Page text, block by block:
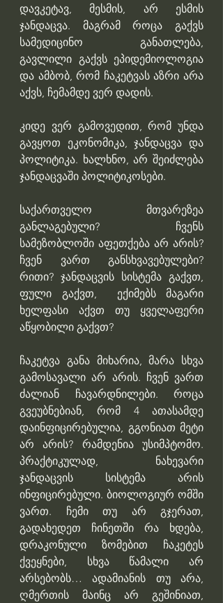
დავკეტავ, მესმის, არ ესმის
ჯანდაცვა. მაგრამ როცა გაქვს
სამედიცინო განათლება,
გავლილი გაქვს ეპიდემიოლოგია
და ამბობ, რომ ჩაკეტვას აზრი არა
აქვს, ჩემამდე ვერ დადის.
კიდე ვერ გამოვედით, რომ უნდა
გავყოთ ეკონომიკა, ჯანდაცვა და
პოლიტიკა. ხალხნო, არ შეიძლება
ჯანდაცვაში პოლიტიკოსები.
საქართველო მთვარეზეა
განლაგებული? ჩვენს
სამეზობლოში აფეთქება არ არის?
ჩვენ ვართ განსხვავებულები?
რითი? ჯანდაცვის სისტემა გაქვთ,
ფული გაქვთ,  ექიმებს მაგარი
ხელფასი აქვთ თუ ყველაფერი
აწყობილი გაქვთ?
ჩაკეტვა განა მიხარია, მარა სხვა
გამოსავალი არ არის. ჩვენ ვართ
ძალიან ჩავარდნილები. როცა
გვეუბნებიან, რომ 4 ათასამდე
დაინფიცირებულია, გგონიათ მეტი
არ არის? რამდენია უსიმპტომო.
პრაქტიკულად, ნახევარი
ჯანდაცვის სისტემა არის
ინფიცირებული. ბიოლოგიურ ომში
ვართ. ჩემი თუ არ გჯერათ,
გადახედეთ ჩინეთში რა ხდება,
დრაკონული ზომებით ჩაკეტეს
ქვეყნები, სხვა წამალი არ
არსებობს… ადამიანის თუ არა,
ღმერთის მაინც არ გეშინიათ,